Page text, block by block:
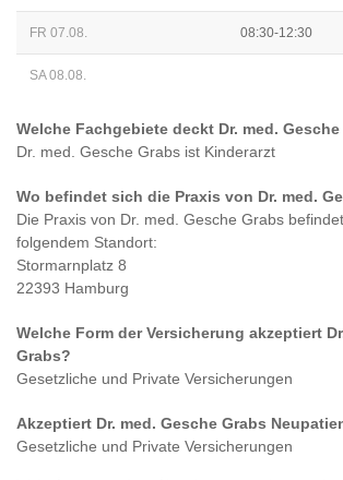
FR 07.08. 08:30-12:30
SA 08.08.
Welche Fachgebiete deckt Dr. med.
Dr. med. Gesche Grabs ist Kinderarzt
Wo befindet sich die Praxis von Dr. med.
Die Praxis von Dr. med. Gesche Grabs
folgendem Standort:
Stormarnplatz 8
22393 Hamburg
Welche Form der Versicherung akzeptiert
Grabs?
Gesetzliche und Private Versicherungen
Akzeptiert Dr. med. Gesche Grabs
Gesetzliche und Private Versicherungen